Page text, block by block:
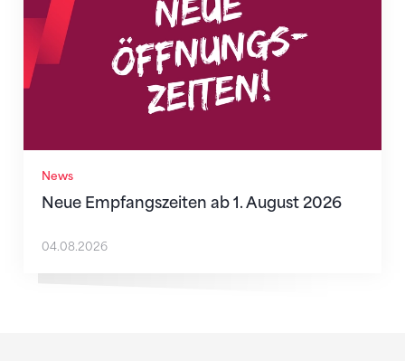
News
Neue Empfangszeiten ab 1. August 2026
04.08.2026